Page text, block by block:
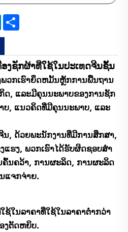
LinkedIn
ງຊັກຜ້າທີ່ໃຊ້ໃນປະເທດຈີນຊັ້ນ
ວກເຮົາຍຶດຫມັ້ນຫຼັກການພື້ນຖານ
ດ, ແລະມີຄຸນນະພາບຂອງການຊັກ
ບ, ແນວຄິດທີ່ມີຄຸນນະພາບ, ແລະ
ນ, ດ້ວຍພະນັກງານທີ່ມີການສຶກສາ,
ຮງ, ພວກເຮົາໄດ້ຮັບຜິດຊອບສໍາ
ຄົ້ນຄວ້າ, ການຜະລິດ, ການຜະລິດ
ແຈກຈ່າຍ.
ຊ້ໃນລາຄາທີ່ໃຊ້ໃນລາຄາຕ່ໍາກວ່າ
ງຕັດຫຍິບ.